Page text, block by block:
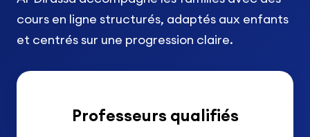
cours en ligne structurés, adaptés aux enfants
et centrés sur une progression claire.
Professeurs qualifiés